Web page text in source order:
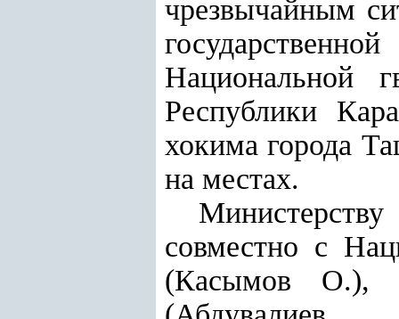
чрезвычайным
Национальной
Республики
хокима города
на местах.
совместно с
(Касымов О.),